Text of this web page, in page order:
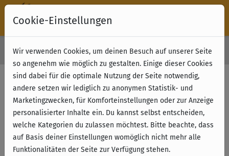
Kostenloser Versand & Retoure ab 49 € (innerhalb Deutschlands)
Cookie-Einstellungen
Wir verwenden Cookies, um deinen Besuch auf unserer Seite
so angenehm wie möglich zu gestalten. Einige dieser Cookies
sind dabei für die optimale Nutzung der Seite notwendig,
andere setzen wir lediglich zu anonymen Statistik- und
Marketingzwecken, für Komforteinstellungen oder zur Anzeige
personalisierter Inhalte ein. Du kannst selbst entscheiden,
welche Kategorien du zulassen möchtest. Bitte beachte, dass
auf Basis deiner Einstellungen womöglich nicht mehr alle
Funktionalitäten der Seite zur Verfügung stehen.